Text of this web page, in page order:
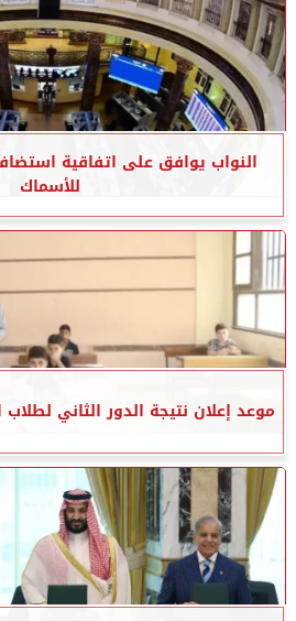
النواب يوافق على اتفاقية
للأسماك
موعد إعلان نتيجة الدور الثاني لطلاب